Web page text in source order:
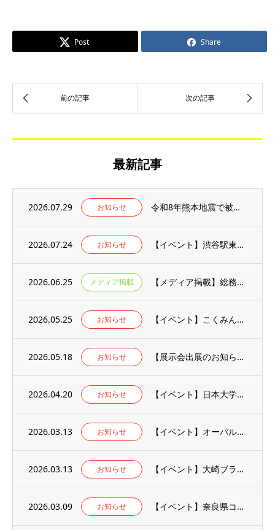
Post Share
最新記事
2026.07.29 お知らせ 令和8年熊本地震で被災された方々へお見舞い申し上げます
2026.07.24 お知らせ 【イベント】渋谷駅東口広場にて開催される、「浸水疑似体験イベント」でAR浸水体験ブース...
2026.06.25 メディア掲載 【メディア掲載】総務省「地域社会DXナビ」にて公開された「地域×Tech九州」のイベン...
2026.05.25 お知らせ 【イベント】こくみん共済coop全労済様の社内向け防災訓練で、AR煙体験ブースを運営し...
2026.05.18 お知らせ 【展示会出展のお知らせ】「第4回 地域×Tech九州」に出展いたしました！
2026.04.20 お知らせ 【イベント】日本大学三軒茶屋キャンパスにて、危機管理学部の学生へ向けた防災訓練を行いま...
2026.03.13 お知らせ 【イベント】オーバルコート大崎マークイースト、東五反田スクエアで開催されたテナント様向...
2026.03.13 お知らせ 【イベント】大崎ブライトタワーで開催されたテナント様向け防災訓練で、AR消火体験ブース...
2026.03.09 お知らせ 【イベント】奈良県コンベンションセンターにて行われた、「まもる奈良の防災フェア」でAR...